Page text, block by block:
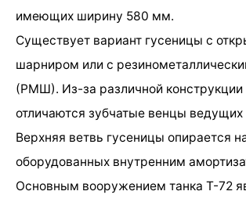
имеющих ширину 580 мм.
Существует вариант гусеницы с
шарниром или с
(РМШ). Из-за различной конструкции
отличаются зубчатые венцы ведущих
Верхняя ветвь гусеницы опирается
оборудованных внутренним
Основным вооружением танка Т-72